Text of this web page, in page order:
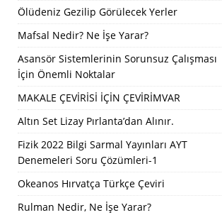
Ölüdeniz Gezilip Görülecek Yerler
Mafsal Nedir? Ne İşe Yarar?
Asansör Sistemlerinin Sorunsuz Çalışması
İçin Önemli Noktalar
MAKALE ÇEVİRİSİ İÇİN ÇEVİRİMVAR
Altın Set Lizay Pırlanta’dan Alınır.
Fizik 2022 Bilgi Sarmal Yayınları AYT
Denemeleri Soru Çözümleri-1
Okeanos Hırvatça Türkçe Çeviri
Rulman Nedir, Ne İşe Yarar?